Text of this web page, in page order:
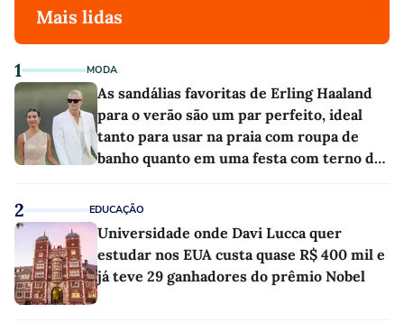
Mais lidas
1 MODA
As sandálias favoritas de Erling Haaland
para o verão são um par perfeito, ideal
tanto para usar na praia com roupa de
banho quanto em uma festa com terno de
2 EDUCAÇÃO
Universidade onde Davi Lucca quer
estudar nos EUA custa quase R$ 400 mil e
já teve 29 ganhadores do prêmio Nobel